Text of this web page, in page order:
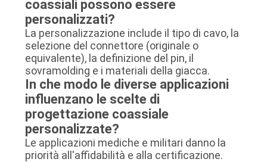
coassiali possono essere
personalizzati?
La personalizzazione include il tipo di cavo, la
selezione del connettore (originale o
equivalente), la definizione del pin, il
sovramolding e i materiali della giacca.
In che modo le diverse applicazioni
influenzano le scelte di
progettazione coassiale
personalizzate?
Le applicazioni mediche e militari danno la
priorità all'affidabilità e alla certificazione.